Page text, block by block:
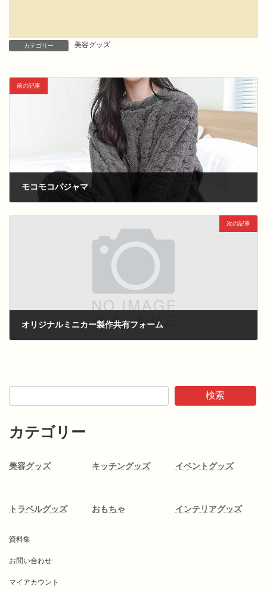
カテゴリー 美容グッズ
前の記事
モコモコパジャマ
次の記事
オリジナルミニカー製作共有フォーム
検索
カテゴリー
美容グッズ キッチングッズ イベントグッズ
トラベルグッズ おもちゃ インテリアグッズ
資料集
お問い合わせ
マイアカウント